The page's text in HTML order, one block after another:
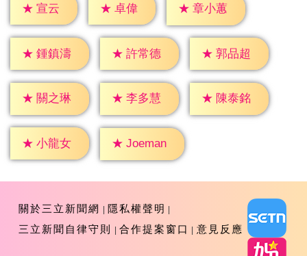
★ 宣云 ★ 卓偉 ★ 章小蕙
★ 鍾鎮濤 ★ 許常德 ★ 郭品超
★ 關之琳 ★ 李多慧 ★ 陳泰銘
★ 小龍女 ★ Joeman
關於三立新聞網
隱私權聲明
三立新聞自律守則
合作提案窗口 意見反應